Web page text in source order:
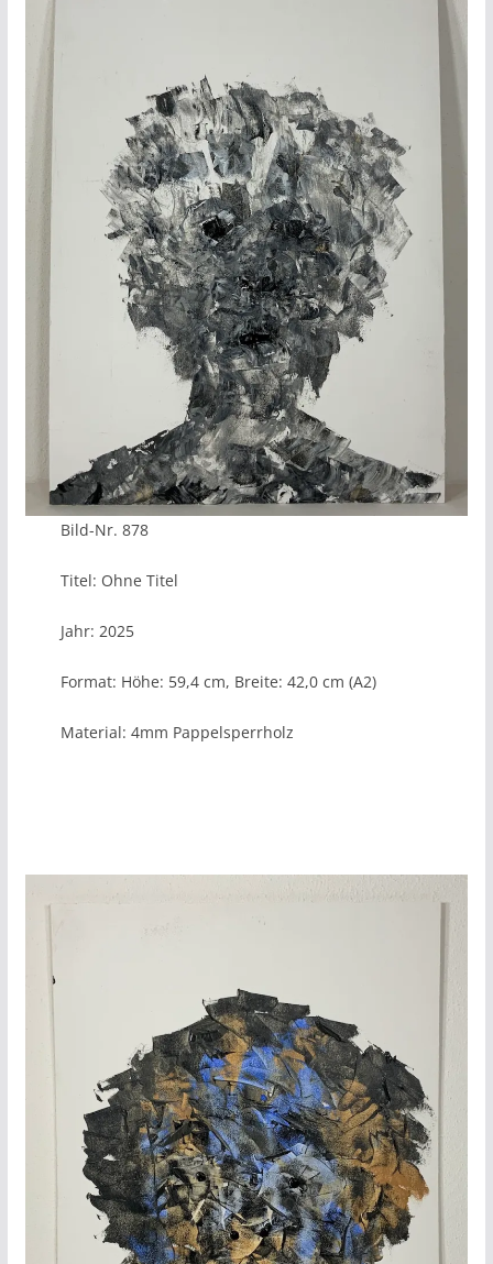
Bild-Nr. 878
Titel: Ohne Titel
Jahr: 2025
Format: Höhe: 59,4 cm, Breite: 42,0 cm (A2)
Material: 4mm Pappelsperrholz